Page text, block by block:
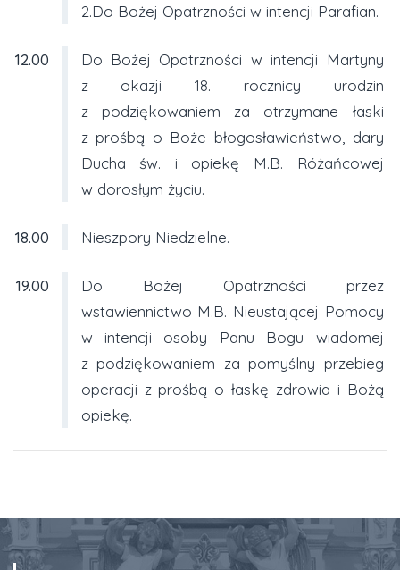
2.Do Bożej Opatrzności w intencji Parafian.
12.00
Do Bożej Opatrzności w intencji Martyny
z okazji 18. rocznicy urodzin
z podziękowaniem za otrzymane łaski
z prośbą o Boże błogosławieństwo, dary
Ducha św. i opiekę M.B. Różańcowej
w dorosłym życiu.
18.00 Nieszpory Niedzielne.
19.00
Do Bożej Opatrzności przez
wstawiennictwo M.B. Nieustającej Pomocy
w intencji osoby Panu Bogu wiadomej
z podziękowaniem za pomyślny przebieg
operacji z prośbą o łaskę zdrowia i Bożą
opiekę.